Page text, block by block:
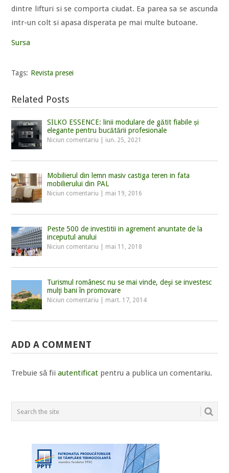
dintre lifturi si se comporta ciudat. Ea parea sa se ascunda
intr-un colt si apasa disperata pe mai multe butoane.
Sursa
Tags: Revista presei
Related Posts
SILKO ESSENCE: linii modulare de gătit fiabile și
elegante pentru bucătării profesionale
Niciun comentariu iun. 25, 2021
Mobilierul din lemn masiv castiga teren in fata
mobilierului din PAL
Niciun comentariu mai 19, 2016
Peste 500 de investitii in agrement anuntate de la
inceputul anului
Niciun comentariu mai 11, 2018
Turismul românesc nu se mai vinde, deşi se investesc
mulţi bani în promovare
Niciun comentariu mart. 17, 2014
ADD A COMMENT
Trebuie să fiiautentificat pentru a publica un comentariu.